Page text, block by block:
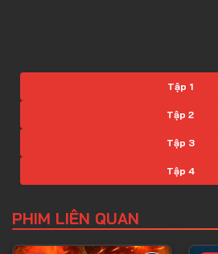
Tập 1
Tập 2
Tập 3
Tập 4
Tập 6
PHIM LIÊN QUAN